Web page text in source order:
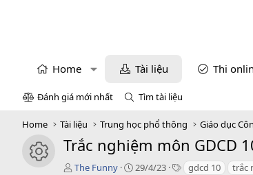
Home Tài liệu Thi
Đánh giá mới nhất Tìm tài liệu
Home Tài liệu Trung học phổ thông Giáo dục
icon tài liệu
Trắc nghiệm môn GDCD
T
The Funny
C
29/4/23
T gdcd 10 trắc